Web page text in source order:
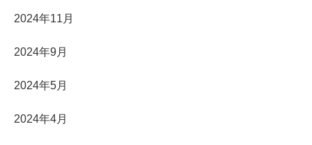
2024年11月
2024年9月
2024年5月
2024年4月